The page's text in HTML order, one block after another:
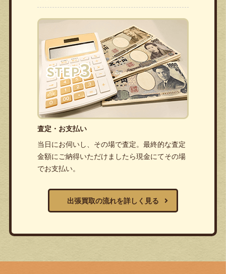
査定・お支払い
当日にお伺いし、その場で査定。最終的な査定
金額にご納得いただけましたら現金にてその場
でお支払い。
出張買取の流れを詳しく見る